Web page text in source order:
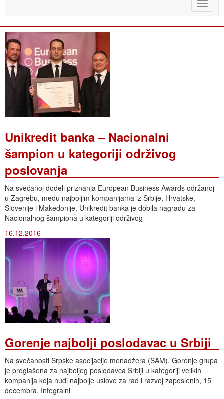
Toggle
Unikredit banka – Nacionalni
šampion u kategoriji održivog
poslovanja
Na svečanoj dodeli priznanja European Business Awards održanoj
u Zagrebu, među najboljim kompanijama iz Srbije, Hrvatske,
Slovenije i Makedonije, Unikredit banka je dobila nagradu za
Nacionalnog šampiona u kategoriji održivog
16.12.2016
Gorenje najbolji poslodavac u Srbiji
Na svečanosti Srpske asocijacije menadžera (SAM), Gorenje grupa
je proglašena za najboljeg poslodavca Srbiji u kategoriji velikih
kompanija koja nudi najbolje uslove za rad i razvoj zaposlenih, 15
decembra. Integralni